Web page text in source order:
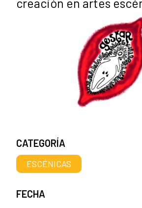
creación en artes
CATEGORÍA
ESCÉNICAS
FECHA